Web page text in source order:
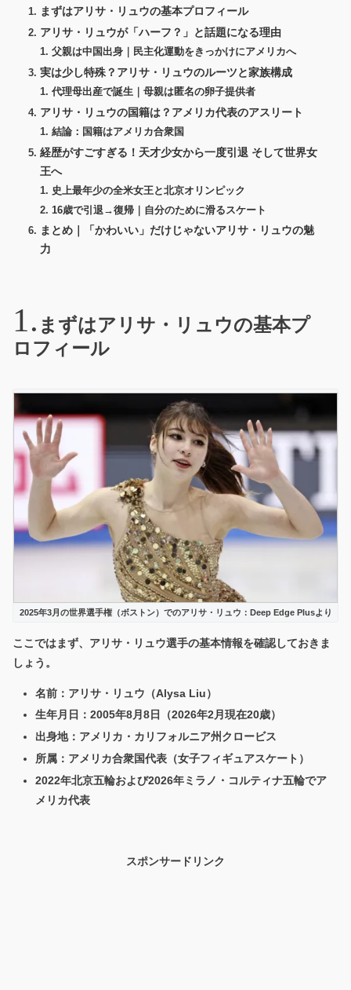
まずはアリサ・リュウの基本プロフィール
アリサ・リュウが「ハーフ？」と話題になる理由
父親は中国出身｜民主化運動をきっかけにアメリカへ
実は少し特殊？アリサ・リュウのルーツと家族構成
代理母出産で誕生｜母親は匿名の卵子提供者
アリサ・リュウの国籍は？アメリカ代表のアスリート
結論：国籍はアメリカ合衆国
経歴がすごすぎる！天才少女から一度引退 そして世界女
王へ
史上最年少の全米女王と北京オリンピック
16歳で引退→復帰｜自分のために滑るスケート
まとめ｜「かわいい」だけじゃないアリサ・リュウの魅
力
まずはアリサ・リュウの基本プ
ロフィール
2025年3月の世界選手権（ボストン）でのアリサ・リュウ：Deep Edge Plusより
ここではまず、アリサ・リュウ選手の基本情報を確認しておきま
しょう。
名前：アリサ・リュウ（Alysa Liu）
生年月日：2005年8月8日（2026年2月現在20歳）
出身地：アメリカ・カリフォルニア州クロービス
所属：アメリカ合衆国代表（女子フィギュアスケート）
2022年北京五輪および2026年ミラノ・コルティナ五輪でア
メリカ代表
スポンサードリンク